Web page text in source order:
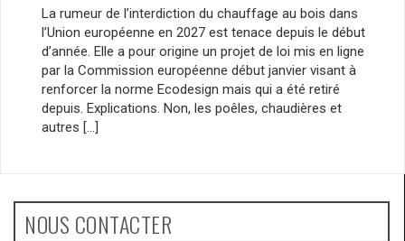
La rumeur de l’interdiction du chauffage au bois dans
l’Union européenne en 2027 est tenace depuis le début
d’année. Elle a pour origine un projet de loi mis en ligne
par la Commission européenne début janvier visant à
renforcer la norme Ecodesign mais qui a été retiré
depuis. Explications. Non, les poêles, chaudières et
autres […]
NOUS CONTACTER